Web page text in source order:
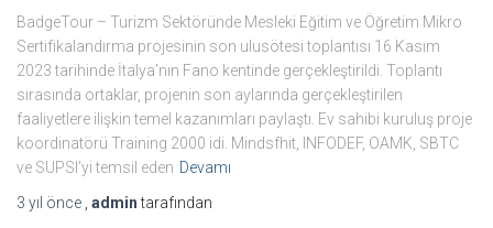
BadgeTour – Turizm Sektöründe Mesleki Eğitim ve Öğretim Mikro
Sertifikalandırma projesinin son ulusötesi toplantısı 16 Kasım
2023 tarihinde İtalya’nın Fano kentinde gerçekleştirildi. Toplantı
sırasında ortaklar, projenin son aylarında gerçekleştirilen
faaliyetlere ilişkin temel kazanımları paylaştı. Ev sahibi kuruluş proje
koordinatörü Training 2000 idi. Mindsfhit, INFODEF, OAMK, SBTC
ve SUPSI’yi temsil eden Devamı
3 yıl önce admintarafından